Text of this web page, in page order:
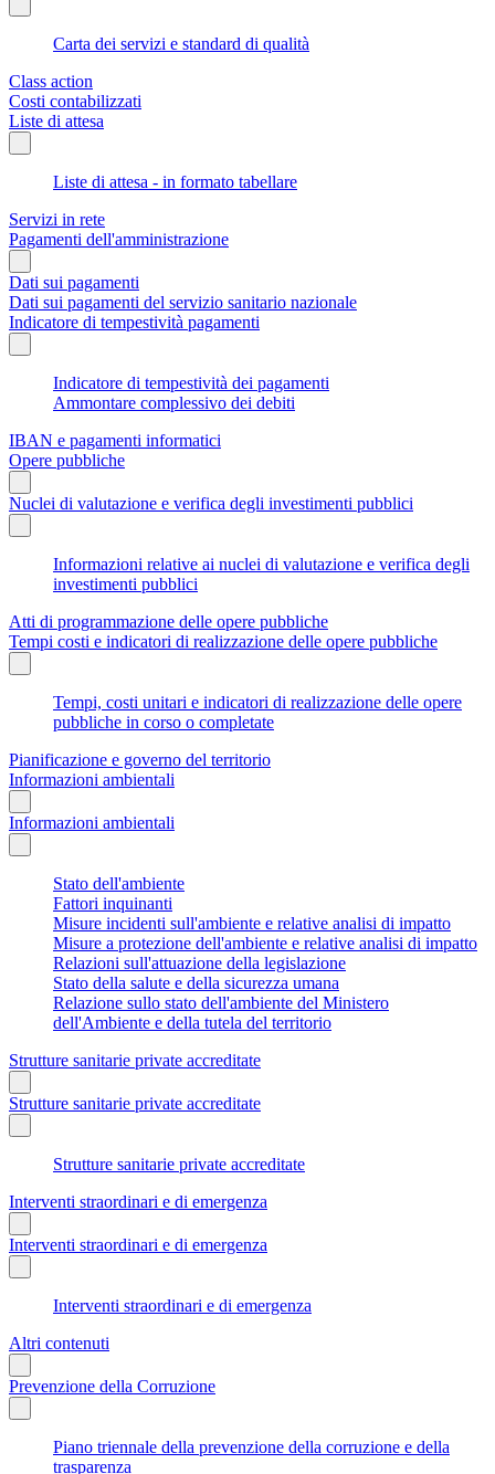
Carta dei servizi e standard di qualità
Class action
Costi contabilizzati
Liste di attesa
Liste di attesa - in formato tabellare
Servizi in rete
Pagamenti dell'amministrazione
Dati sui pagamenti
Dati sui pagamenti del servizio sanitario nazionale
Indicatore di tempestività pagamenti
Indicatore di tempestività dei pagamenti
Ammontare complessivo dei debiti
IBAN e pagamenti informatici
Opere pubbliche
Nuclei di valutazione e verifica degli investimenti pubblici
Informazioni relative ai nuclei di valutazione e verifica degli
investimenti pubblici
Atti di programmazione delle opere pubbliche
Tempi costi e indicatori di realizzazione delle opere pubbliche
Tempi, costi unitari e indicatori di realizzazione delle opere
pubbliche in corso o completate
Pianificazione e governo del territorio
Informazioni ambientali
Informazioni ambientali
Stato dell'ambiente
Fattori inquinanti
Misure incidenti sull'ambiente e relative analisi di impatto
Misure a protezione dell'ambiente e relative analisi di impatto
Relazioni sull'attuazione della legislazione
Stato della salute e della sicurezza umana
Relazione sullo stato dell'ambiente del Ministero
dell'Ambiente e della tutela del territorio
Strutture sanitarie private accreditate
Strutture sanitarie private accreditate
Strutture sanitarie private accreditate
Interventi straordinari e di emergenza
Interventi straordinari e di emergenza
Interventi straordinari e di emergenza
Altri contenuti
Prevenzione della Corruzione
Piano triennale della prevenzione della corruzione e della
trasparenza